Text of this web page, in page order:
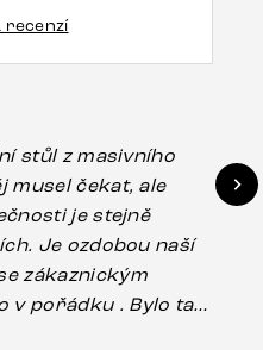
recenzí
stůl z masivního
musel čekat, ale
je stejně
zákaznickým
v pořádku . Bylo tam
stolu, které mohlo